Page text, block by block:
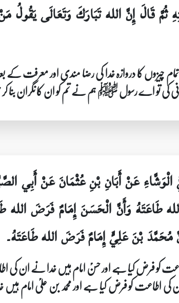
ثُمَّ قَالَ إِنَّ الله تَبَارَكَ وَتَعَالَى يَقُولُ
تمام چیزوں کا دروازہ خدا کی رضا مندی اور
تو اے رسول ﷺ ہم نے تم کو ان کا نگران بنا کر
عَنْ أَبَانِ بْنِ عُثْمَانَ عَنْ أَبِي
طَاعَتَهُ وَأَنَّ الْحَسَنَ إِمَامٌ فَرَضَ الله
مُحَمَّدَ بْنَ عَلِيٍّ إِمَامٌ فَرَضَ الله طَاعَتَهُ۔
کو فرض کیا ہے اور حسنؑ امام ہیں خدا نے ان
اطاعت کو فرض کیا ہے اور محمد بن علیؑ امام